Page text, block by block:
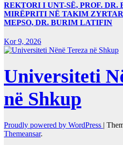
REKTORI I UNT-SË, PROF. DR.
MIRËPRITI NË TAKIM
MEPSO, DR. BURIM LATIFIN
Kor 9, 2026
Universiteti
në Shkup
Proudly powered by WordPress |
Themeansar.